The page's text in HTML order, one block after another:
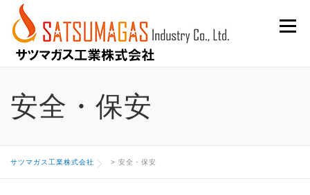
Skip
content
Menu
安全・保安
サツマガス工業株式会社 > 安全・保安